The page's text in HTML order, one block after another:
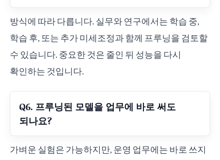
방식에 따라 다릅니다. 실무와 연구에서는 학습 중,
학습 후, 또는 추가 미세조정과 함께 프루닝을 검토할
수 있습니다. 중요한 것은 줄인 뒤 성능을 다시
확인하는 것입니다.
Q6. 프루닝된 모델을 업무에 바로 써도
되나요?
가벼운 실험은 가능하지만, 운영 업무에는 바로 쓰지